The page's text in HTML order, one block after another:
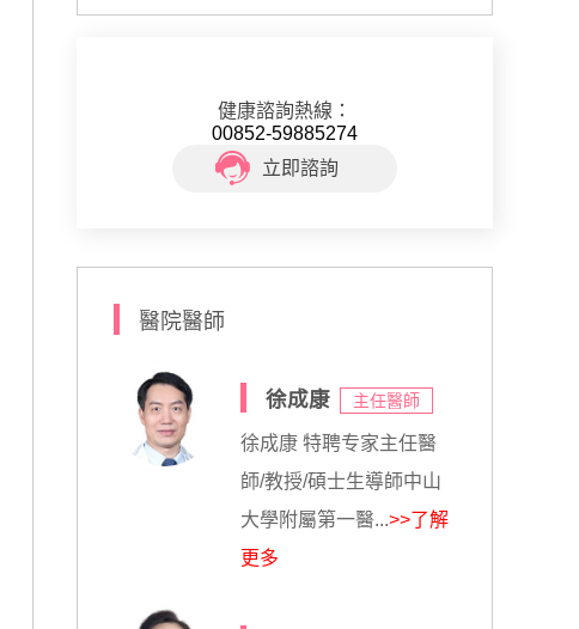
健康諮詢熱線：
00852-59885274
立即諮詢
醫院醫師
徐成康 主任醫師
徐成康 特聘专家主任醫
師/教授/碩士生導師中山
大學附屬第一醫...>>了解
更多